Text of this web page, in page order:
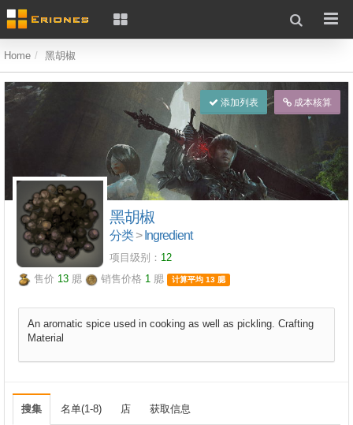
Home 黑胡椒
添加列表 成本核算
黑胡椒
分类> Ingredient
项目级别： 12
售价 13 腮 销售价格 1 腮 计算平均 13 腮
An aromatic spice used in cooking as well as pickling. Crafting
Material
搜集 名单(1-8) 店 获取信息